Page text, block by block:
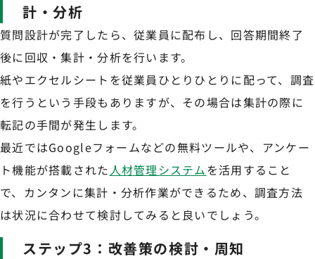
計・分析
質問設計が完了したら、従業員に配布し、回答期間終了
後に回収・集計・分析を行います。
紙やエクセルシートを従業員ひとりひとりに配って、調査
を行うという手段もありますが、その場合は集計の際に
転記の手間が発生します。
最近ではGoogleフォームなどの無料ツールや、アンケー
ト機能が搭載された 人材管理システムを活用すること
で、カンタンに集計・分析作業ができるため、調査方法
は状況に合わせて検討してみると良いでしょう。
ステップ3：改善策の検討・周知